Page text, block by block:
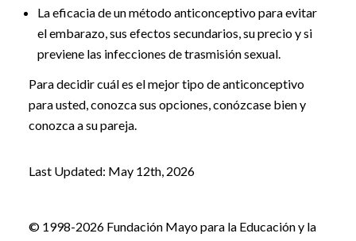
La eficacia de un método anticonceptivo para evitar
el embarazo, sus efectos secundarios, su precio y si
previene las infecciones de trasmisión sexual.
Para decidir cuál es el mejor tipo de anticonceptivo
para usted, conozca sus opciones, conózcase bien y
conozca a su pareja.
Last Updated: May 12th, 2026
© 1998-2026 Fundación Mayo para la Educación y la